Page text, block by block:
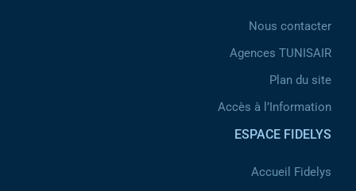
Nous contacter
Agences TUNISAIR
Plan du site
Accès à l’Information
ESPACE FIDELYS
Accueil Fidelys